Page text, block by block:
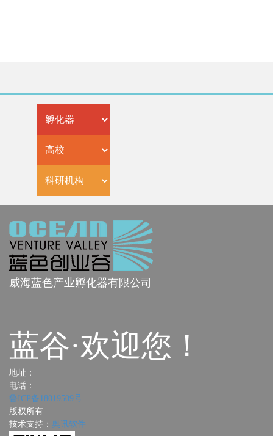
威海蓝色产业孵化器有限公司
蓝谷·欢迎您！
地址：
电话：
鲁ICP备18019509号
版权所有
技术支持： 奥讯软件